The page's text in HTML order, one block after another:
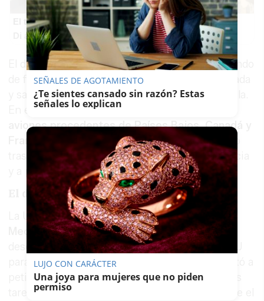
El truco contra la cal
Di adiós a la cal del baño con estos sencillos consejos
El dispositivo de repatriación se está desarrollando
de forma escalonada y condicionado por la llegada
y salida de las aeronaves desplazadas hasta la isla.
En el aeropuerto tinerfeño
aviones procedentes de Países Bajos, Canadá y
a. La aeronave neerlandesa tiene previsto
trasladar a pasajeros de Alemania, Bélgica, Grecia
y a parte de la tripulación del barco.
El desembarco sigue en marcha
La Unión Europea tambiénha activado el
Mecanismo de Protección Civil y ha enviado
desde Noruega una ambulancia aérea de rescEU
para reforzar el operativo. Esta medida se adoptó a
petición de España con el objetivo de apoyar las
tareas de repatriación y asistencia sanitaria ante el
SEÑALES DE AGOTAMIENTO
¿Te sientes cansado sin razón? Estas
señales lo explican
LUJO CON CARÁCTER
Una joya para mujeres que no piden
permiso